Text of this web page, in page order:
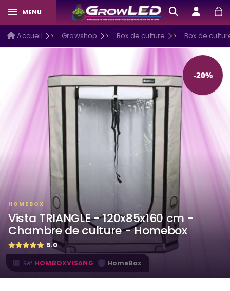
MENU
Accueil Growshop Box de culture Box de
HOMEBOX
Vista TRIANGLE - 120x85x160 cm -
Chambre de culture - Homebox
5.0
-20%
Réf. HOMBOXVISANG HomeBox